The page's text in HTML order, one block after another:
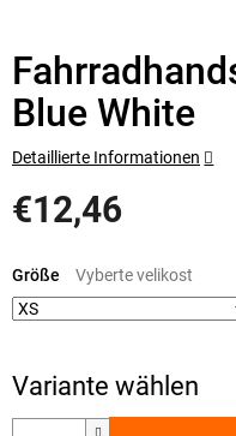
Blue White
€12,46
Größe
Detaillierte Informationen